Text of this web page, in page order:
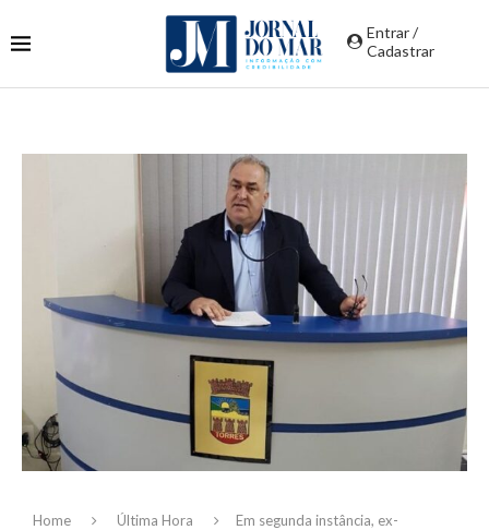
Entrar /
Cadastrar
Home Última Hora
Em segunda instância, ex-